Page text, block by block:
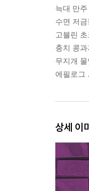
늑대 만
수면 저
고블린
충치 콩
무지개
에필로
상세 이